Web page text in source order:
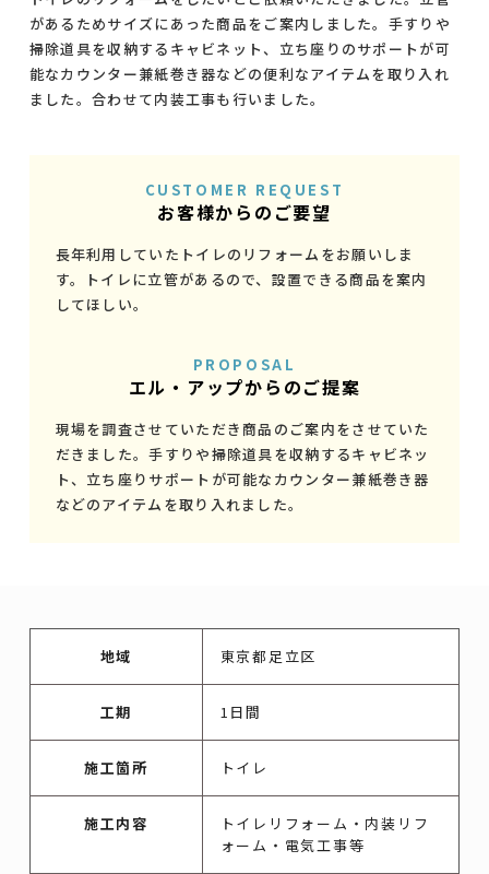
があるためサイズにあった商品をご案内しました。手すりや
掃除道具を収納するキャビネット、立ち座りのサポートが可
能なカウンター兼紙巻き器などの便利なアイテムを取り入れ
ました。合わせて内装工事も行いました。
CUSTOMER REQUEST
お客様からのご要望
長年利用していたトイレのリフォームをお願いしま
す。トイレに立管があるので、設置できる商品を案内
してほしい。
PROPOSAL
エル・アップからのご提案
現場を調査させていただき商品のご案内をさせていた
だきました。手すりや掃除道具を収納するキャビネッ
ト、立ち座りサポートが可能なカウンター兼紙巻き器
などのアイテムを取り入れました。
地域 東京都足立区
工期 1日間
施工箇所 トイレ
施工内容
トイレリフォーム・内装リフ
ォーム・電気工事等